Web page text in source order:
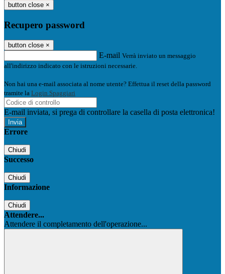
button close ×
Recupero password
button close ×
E-mail Verrà inviato un messaggio
all'indirizzo indicato con le istruzioni necessarie.
Non hai una e-mail associata al nome utente? Effettua il reset della password
tramite la Login Spaggiari
E-mail inviata, si prega di controllare la casella di posta elettronica!
Errore
Chiudi
Successo
Chiudi
Informazione
Chiudi
Attendere...
Attendere il completamento dell'operazione...